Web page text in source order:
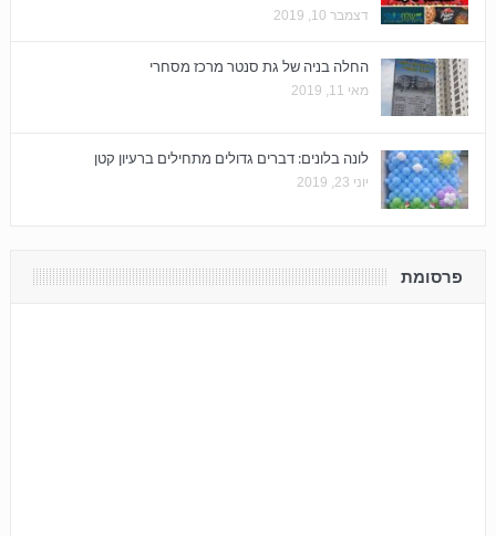
דצמבר 10, 2019
החלה בניה של גת סנטר מרכז מסחרי
מאי 11, 2019
לונה בלונים: דברים גדולים מתחילים ברעיון קטן
יוני 23, 2019
פרסומת